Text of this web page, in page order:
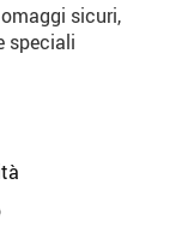
sicuri,
speciali